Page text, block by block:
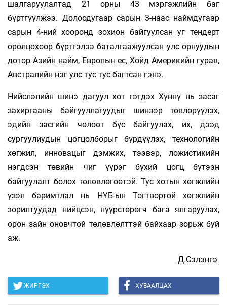
шалгаруулалтад 21 орны 43 мэргэжлийн баг
бүртгүүлжээ. Долоодугаар сарын 3-наас наймдугаар
сарын 4-ний хооронд зохион байгуулсан уг тендерт
оролцохоор бүртгэлээ баталгаажуулсан улс орнуудын
дотор Азийн найм, Европын ес, Хойд Америкийн гурав,
Австралийн нэг улс тус тус багтсан гэнэ.
Нийслэлийн шинэ дагуул хот гэгдэх Хүннү нь засаг
захиргааны байгууллагуудыг шинээр төвлөрүүлэх,
эдийн засгийн чөлөөт бүс байгуулах, их, дээд
сургуулиудын цогцолборыг бүрдүүлэх, технологийн
хөгжил, инновацыг дэмжих, тээвэр, ложистикийн
нэгдсэн төвийн чиг үүрэг бүхий цогц бүтээн
байгуулалт болох төлөвлөгөөтэй. Тус хотын хөгжлийн
үзэл баримтлал нь НҮБ-ын Тогтвортой хөгжлийн
зорилтуудад нийцсэн, нүүрстөрөгч бага ялгаруулах,
орон зайн оновчтой төлөвлөлттэй байхаар зорьж буй
аж.
Д.Сэлэнгэ
ЖИРГЭХ ХУВААЛЦАХ